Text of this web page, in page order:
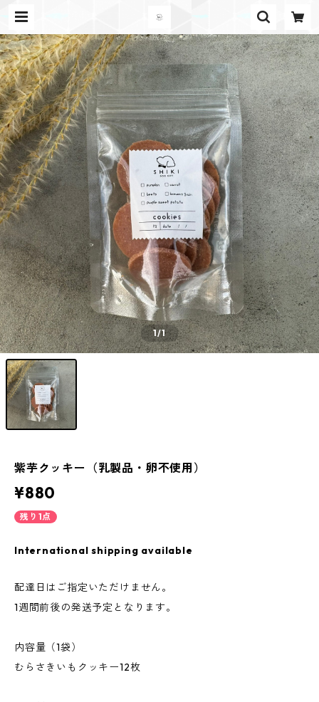
1/1
紫芋クッキー（乳製品・卵不使用）
¥880
残り1点
International shipping available
配達日はご指定いただけません。
1週間前後の発送予定となります。
内容量（1袋）
むらさきいもクッキー12枚